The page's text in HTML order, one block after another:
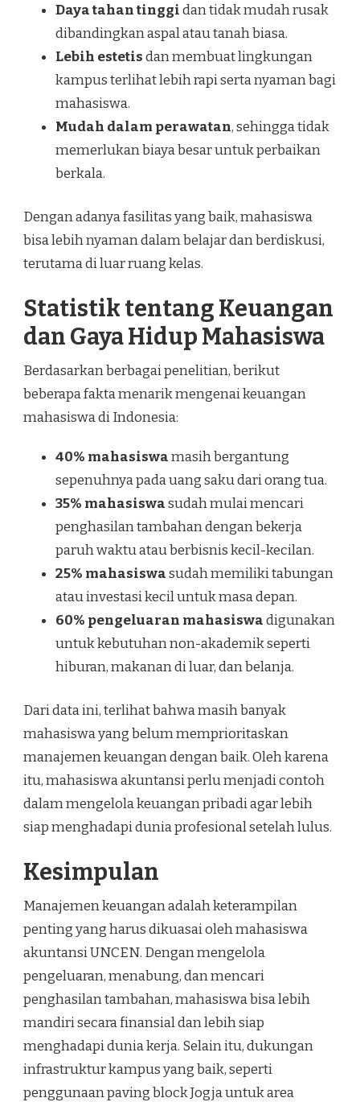
Daya tahan tinggidan tidak mudah rusak
dibandingkan aspal atau tanah biasa.
Lebih estetisdan membuat lingkungan
kampus terlihat lebih rapi serta nyaman bagi
mahasiswa.
Mudah dalam perawatan, sehingga tidak
memerlukan biaya besar untuk perbaikan
berkala.
Dengan adanya fasilitas yang baik, mahasiswa
bisa lebih nyaman dalam belajar dan berdiskusi,
terutama di luar ruang kelas.
Statistik tentang Keuangan
dan Gaya Hidup Mahasiswa
Berdasarkan berbagai penelitian, berikut
beberapa fakta menarik mengenai keuangan
mahasiswa di Indonesia:
40% mahasiswamasih bergantung
sepenuhnya pada uang saku dari orang tua.
35% mahasiswasudah mulai mencari
penghasilan tambahan dengan bekerja
paruh waktu atau berbisnis kecil-kecilan.
25% mahasiswasudah memiliki tabungan
atau investasi kecil untuk masa depan.
60% pengeluaran mahasiswadigunakan
untuk kebutuhan non-akademik seperti
hiburan, makanan di luar, dan belanja.
Dari data ini, terlihat bahwa masih banyak
mahasiswa yang belum memprioritaskan
manajemen keuangan dengan baik. Oleh karena
itu, mahasiswa akuntansi perlu menjadi contoh
dalam mengelola keuangan pribadi agar lebih
siap menghadapi dunia profesional setelah lulus.
Kesimpulan
Manajemen keuangan adalah keterampilan
penting yang harus dikuasai oleh mahasiswa
akuntansi UNCEN. Dengan mengelola
pengeluaran, menabung, dan mencari
penghasilan tambahan, mahasiswa bisa lebih
mandiri secara finansial dan lebih siap
menghadapi dunia kerja. Selain itu, dukungan
infrastruktur kampus yang baik, seperti
penggunaan paving block Jogja untuk area